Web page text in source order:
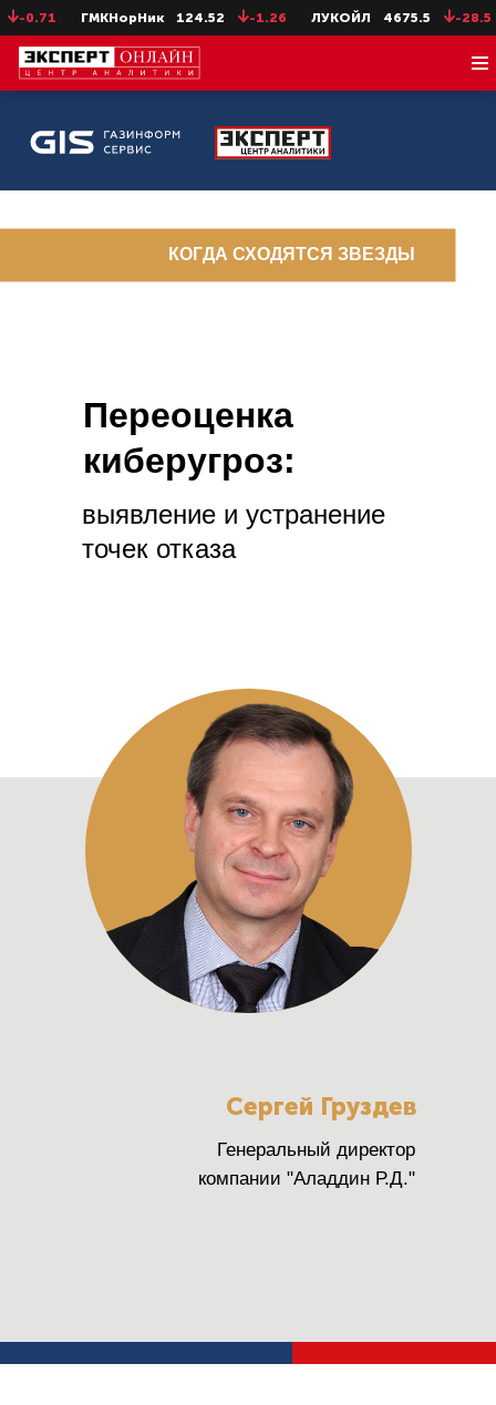
ГМКНорНик 124.52 -1.26 ЛУКОЙЛ 4675.5 -28.5
Сергей Груздев
Генеральный директор
компании "Аладдин Р.Д."
Переоценка
киберугроз:
выявление и устранение
точек отказа
КОГДА СХОДЯТСЯ ЗВЕЗДЫ